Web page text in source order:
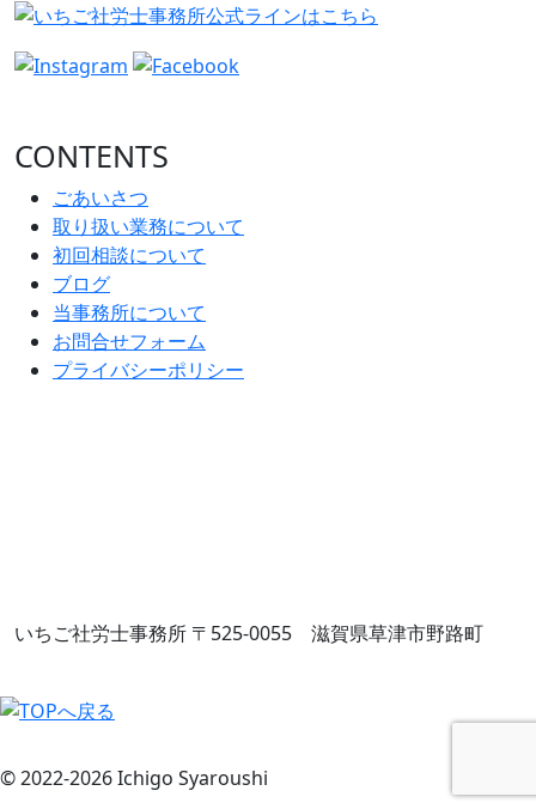
CONTENTS
ごあいさつ
取り扱い業務について
初回相談について
ブログ
当事務所について
お問合せフォーム
プライバシーポリシー
いちご社労士事務所 〒525-0055 滋賀県草津市野路町
© 2022-2026 Ichigo Syaroushi